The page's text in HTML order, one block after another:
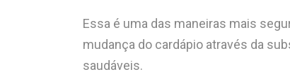
Essa é uma das maneiras mais
mudança do cardápio através da
saudáveis.